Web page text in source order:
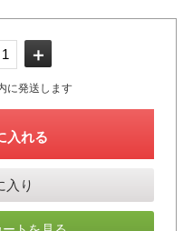
＋
に発送します
入れる
入り